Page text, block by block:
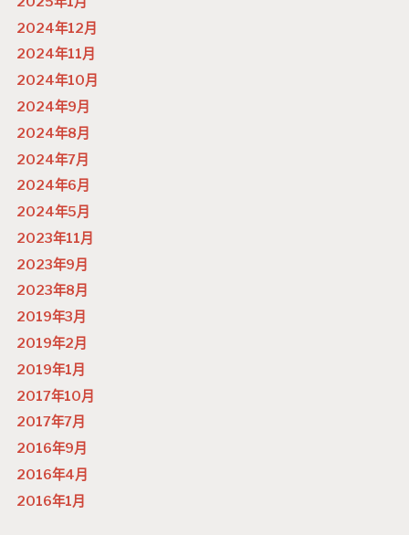
2024年12月
2024年11月
2024年10月
2024年9月
2024年8月
2024年7月
2024年6月
2024年5月
2023年11月
2023年9月
2023年8月
2019年3月
2019年2月
2019年1月
2017年10月
2017年7月
2016年9月
2016年4月
2016年1月